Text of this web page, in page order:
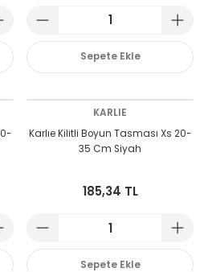
Sepete Ekle
KARLIE
Karlıe Kilitli Boyun Tasması Xs 20-
35 Cm Siyah
185,34 TL
Sepete Ekle